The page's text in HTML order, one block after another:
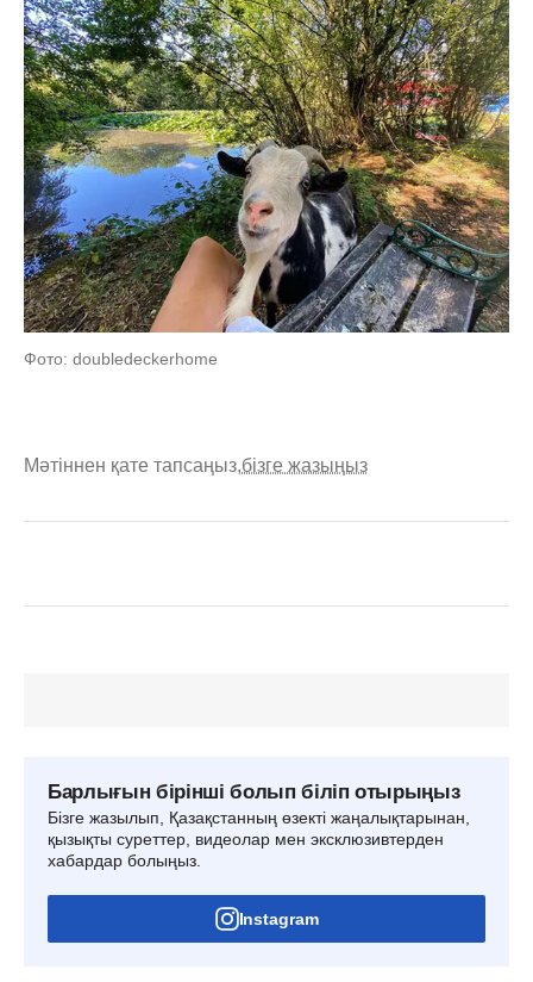
Фото: doubledeckerhome
Мәтіннен қате тапсаңыз,бізге жазыңыз
Барлығын бірінші болып біліп отырыңыз
Бізге жазылып, Қазақстанның өзекті жаңалықтарынан,
қызықты суреттер, видеолар мен эксклюзивтерден
хабардар болыңыз.
Instagram